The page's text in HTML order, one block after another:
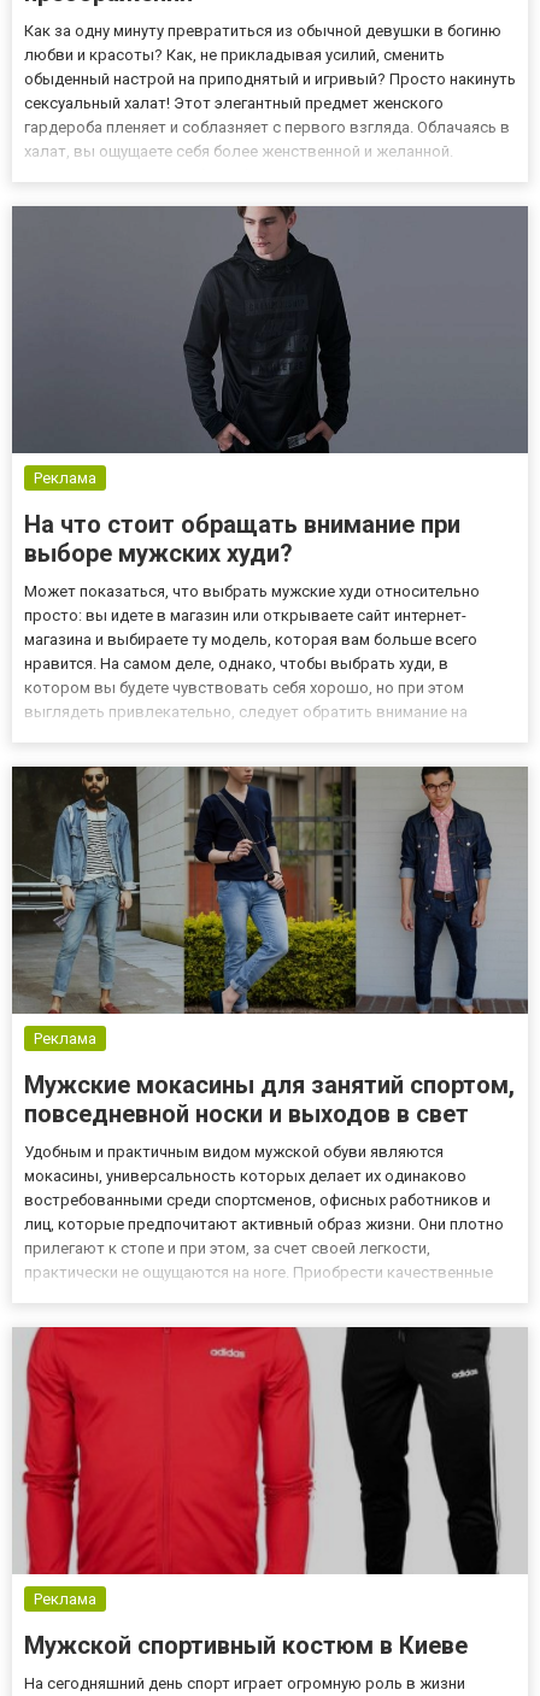
Как за одну минуту превратиться из обычной девушки в богиню
любви и красоты? Как, не прикладывая усилий, сменить
обыденный настрой на приподнятый и игривый? Просто накинуть
сексуальный халат! Этот элегантный предмет женского
гардероба пленяет и соблазняет с первого взгляда. Облачаясь в
халат, вы ощущаете себя более женственной и желанной.
Реклама
На что стоит обращать внимание при
выборе мужских худи?
Может показаться, что выбрать мужские худи относительно
просто: вы идете в магазин или открываете сайт интернет-
магазина и выбираете ту модель, которая вам больше всего
нравится. На самом деле, однако, чтобы выбрать худи, в
котором вы будете чувствовать себя хорошо, но при этом
выглядеть привлекательно, следует обратить внимание на
то мужск...
Реклама
Мужские мокасины для занятий спортом,
повседневной носки и выходов в свет
Удобным и практичным видом мужской обуви являются
мокасины, универсальность которых делает их одинаково
востребованными среди спортсменов, офисных работников и
лиц, которые предпочитают активный образ жизни. Они плотно
прилегают к стопе и при этом, за счет своей легкости,
практически не ощущаются на ноге. Приобрести качественные
предоставляемой гаран...
Реклама
Мужской спортивный костюм в Киеве
На сегодняшний день спорт играет огромную роль в жизни